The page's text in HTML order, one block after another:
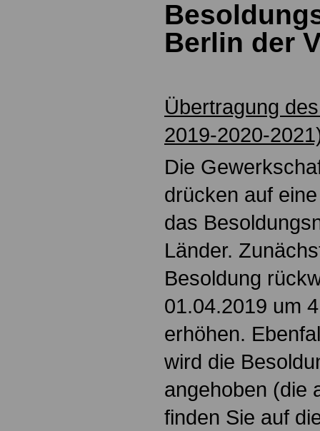
Berlin der
Übertragung
2019-2020-
Die
drücken auf
das
Länder.
Besoldung
01.04.2019 um
erhöhen.
wird die
angehoben (die
finden Sie auf